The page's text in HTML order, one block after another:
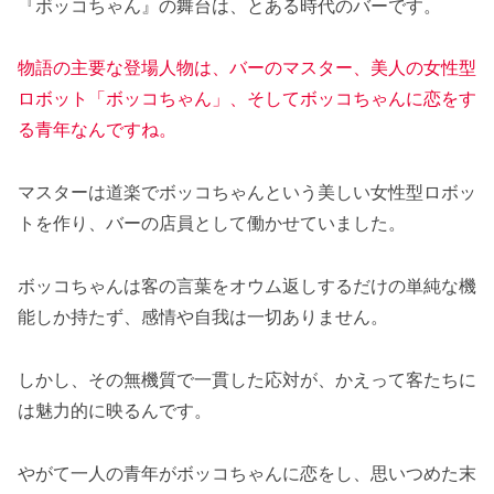
『ボッコちゃん』の舞台は、とある時代のバーです。
物語の主要な登場人物は、バーのマスター、美人の女性型
ロボット「ボッコちゃん」、そしてボッコちゃんに恋をす
る青年なんですね。
マスターは道楽でボッコちゃんという美しい女性型ロボッ
トを作り、バーの店員として働かせていました。
ボッコちゃんは客の言葉をオウム返しするだけの単純な機
能しか持たず、感情や自我は一切ありません。
しかし、その無機質で一貫した応対が、かえって客たちに
は魅力的に映るんです。
やがて一人の青年がボッコちゃんに恋をし、思いつめた末